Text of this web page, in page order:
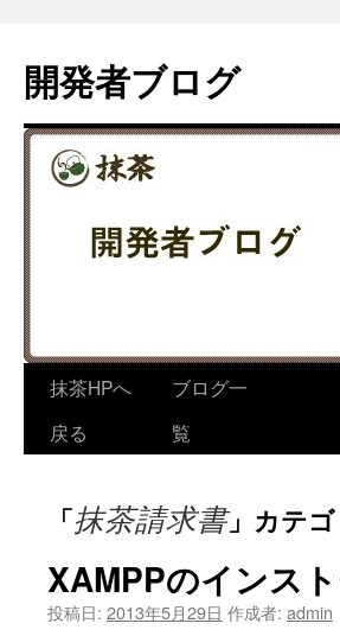
テ
ン
へ
ス
キ
ッ
プ
開発者ブログ
抹茶HPへ
戻る
ブログ一
覧
「抹茶請求書」カテ
XAMPPのインス
投稿日: 2013年5月29日 作成者: admin